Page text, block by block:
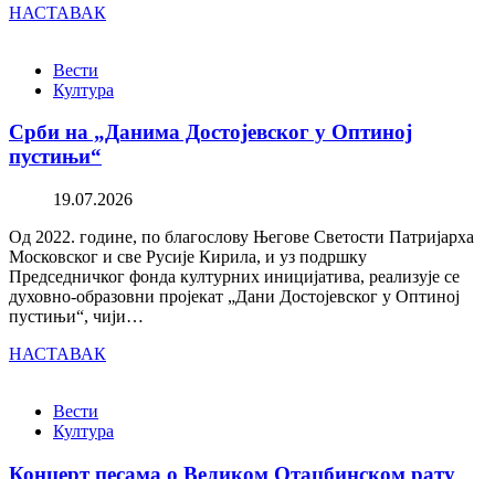
НАСТАВАК
Вести
Култура
Срби на „Данима Достојевског у Оптиној
пустињи“
19.07.2026
Од 2022. године, по благослову Његове Светости Патријарха
Московског и све Русије Кирила, и уз подршку
Председничког фонда културних иницијатива, реализује се
духовно-образовни пројекат „Дани Достојевског у Оптиној
пустињи“, чији…
НАСТАВАК
Вести
Култура
Концерт песама о Великом Отаџбинском рату